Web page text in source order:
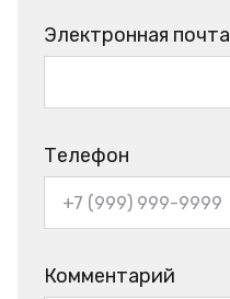
Электронная почта
Телефон
Комментарий